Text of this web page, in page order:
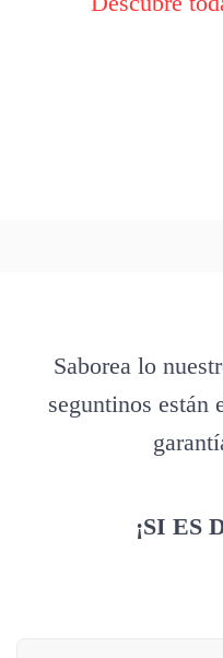
Saborea lo
seguntinos están
¡SI ES